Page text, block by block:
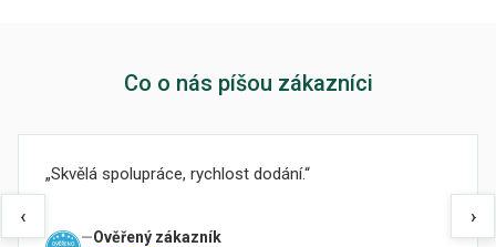
Co o nás píšou zákazníci
‹
Skvělá spolupráce, rychlost dodání.
Ověřený zákazník
›